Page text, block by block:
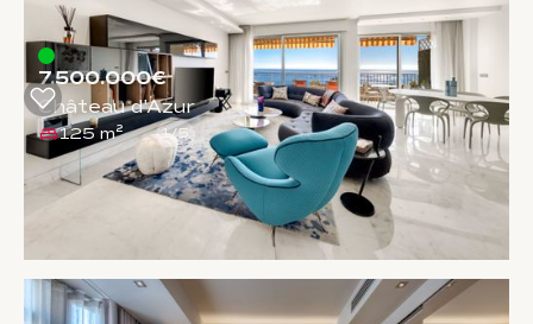
7.500.000€
Château d'Azur
125 m² 1/5